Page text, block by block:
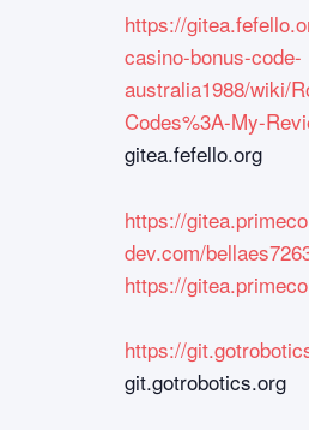
https://
casino-bonus-code-
australia1988/wiki/
Codes%3A-My-
gitea.fefello.org
https://
dev.com/
https://
https://
git.gotrobotics.org